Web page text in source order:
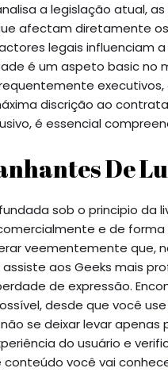
a legislação atual,
afectam diretamente
legais influenciam a
é um aspeto basic no
discrição ao
é essencial
De
sob o principio da
e de forma
veementemente que,
aos Geeks mais
de expressão.
desde que você
se deixar levar apenas
do usuário e
conteúdo você vai